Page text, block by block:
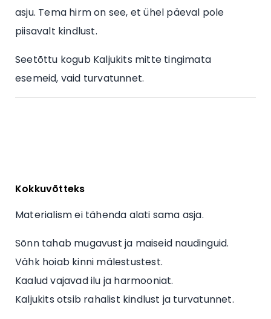
asju. Tema hirm on see, et ühel päeval pole
piisavalt kindlust.
Seetõttu kogub Kaljukits mitte tingimata
esemeid, vaid turvatunnet.
Kokkuvõtteks
Materialism ei tähenda alati sama asja.
Sõnn tahab mugavust ja maiseid naudinguid.
Vähk hoiab kinni mälestustest.
Kaalud vajavad ilu ja harmooniat.
Kaljukits otsib rahalist kindlust ja turvatunnet.